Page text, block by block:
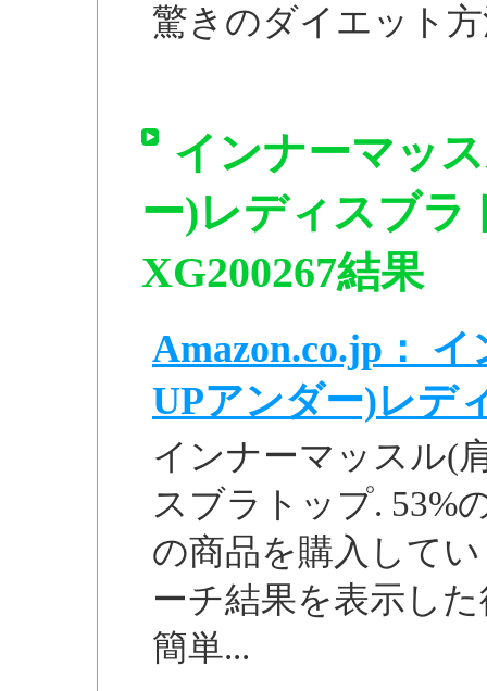
驚きのダイエット
インナーマッ
ー)レディスブラ
XG200267結果
Amazon.co.jp：
UPアンダー)レデ
インナーマッスル(
スブラトップ. 53%
の商品を購入して
ーチ結果を表示し
簡単...